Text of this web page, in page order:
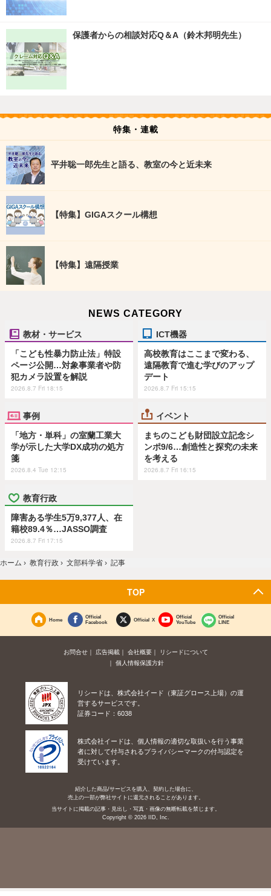
保護者からの相談対応Q＆A（鈴木邦明先生）
特集・連載
平井聡一郎先生と語る、教室の今と近未来
【特集】GIGAスクール構想
【特集】遠隔授業
NEWS CATEGORY
教材・サービス
「こども性暴力防止法」特設
ページ公開…対象事業者や防
犯カメラ設置を解説
2026.8.7 Fri 18:15
ICT機器
高校教育はここまで変わる、
遠隔教育で進む学びのアップ
デート
2026.8.7 Fri 15:15
事例
「地方・単科」の室蘭工業大
学が示した大学DX成功の処方
箋
2026.8.4 Tue 12:15
イベント
まちのこども財団設立記念シ
ンポ9/6…創造性と探究の未来
を考える
2026.8.7 Fri 16:15
教育行政
障害ある学生5万9,377人、在
籍校89.4％…JASSO調査
2026.8.7 Fri 17:15
ホーム › 教育行政 › 文部科学省 › 記事
TOP
Home
Official
Facebook
Official X
Official
YouTube
Official
LINE
お問合せ 広告掲載 会社概要
リシードについて
個人情報保護方針
リシードは、株式会社イード（東証グロース上場）の運
営するサービスです。
証券コード：6038
株式会社イードは、個人情報の適切な取扱いを行う事業
者に対して付与されるプライバシーマークの付与認定を
受けています。
紹介した商品/サービスを購入、契約した場合に、
売上の一部が弊社サイトに還元されることがあります。
当サイトに掲載の記事・見出し・写真・画像の無断転載を禁じます。
Copyright © 2026 IID, Inc.